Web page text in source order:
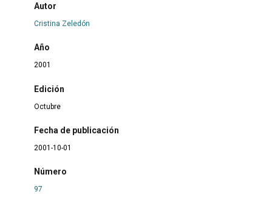
Autor
Cristina Zeledón
Año
2001
Edición
Octubre
Fecha de publicación
2001-10-01
Número
97